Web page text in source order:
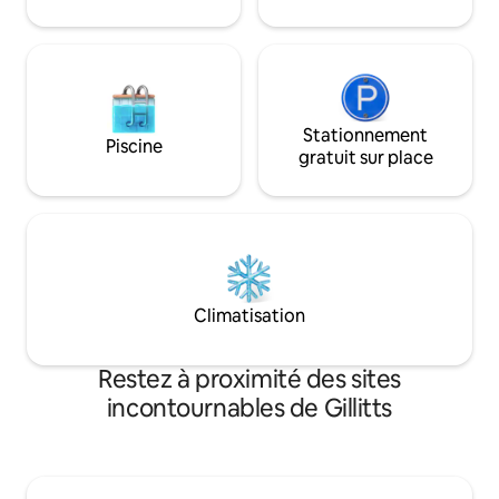
pour se détendre. Stationnement hors
privé pittoresque.
Piscine
Stationnement
gratuit sur place
Climatisation
Restez à proximité des sites
incontournables de Gillitts